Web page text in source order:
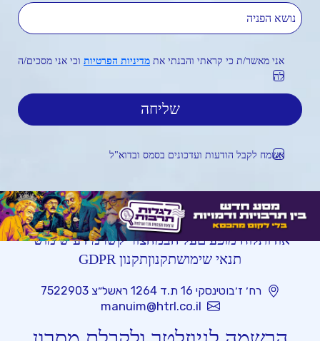
נושא הפניה
אני מאשר/ת כי קראתי והבנתי את מדיניות הפרטיות וכי אני מסכים/ה
לה
אשמח לקבל הודעות ועדכונים בסמס ובדוא"ל
אודותלוח מופעיםעל הבמהצור קשרמידע שימושי
תנאי שימושתקנוןתקנון GDPR
רח׳ ז׳בוטינסקי 16 ת.ד 1264 ראשל״צ 7522903
manuim@htrl.co.il